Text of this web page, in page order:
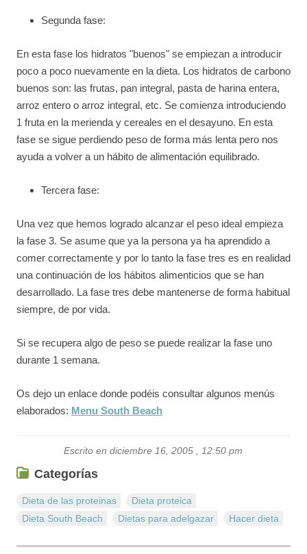
Segunda fase:
En esta fase los hidratos "buenos" se empiezan a introducir
poco a poco nuevamente en la dieta. Los hidratos de carbono
buenos son: las frutas, pan integral, pasta de harina entera,
arroz entero o arroz integral, etc. Se comienza introduciendo
1 fruta en la merienda y cereales en el desayuno. En esta
fase se sigue perdiendo peso de forma más lenta pero nos
ayuda a volver a un hábito de alimentación equilibrado.
Tercera fase:
Una vez que hemos logrado alcanzar el peso ideal empieza
la fase 3. Se asume que ya la persona ya ha aprendido a
comer correctamente y por lo tanto la fase tres es en realidad
una continuación de los hábitos alimenticios que se han
desarrollado. La fase tres debe mantenerse de forma habitual
siempre, de por vida.
Si se recupera algo de peso se puede realizar la fase uno
durante 1 semana.
Os dejo un enlace donde podéis consultar algunos menús
elaborados: Menu South Beach
Escrito en diciembre 16, 2005 , 12:50 pm
Categorías
Dieta de las proteinas
Dieta proteica
Dieta South Beach
Dietas para adelgazar Hacer dieta